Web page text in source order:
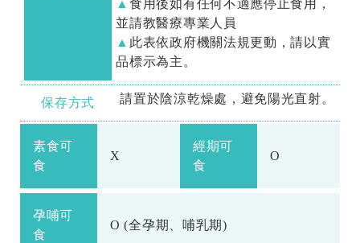
食用後如有任何不適應停止食用，
並請教醫療專業人員
此表依政府機關法規更動，請以實
品標示為主。
保存方式 請置於陰涼乾燥處，避免陽光直射。
素食可
食
X
經期可
食
O
孕哺可
食
O (全孕期、哺乳期)